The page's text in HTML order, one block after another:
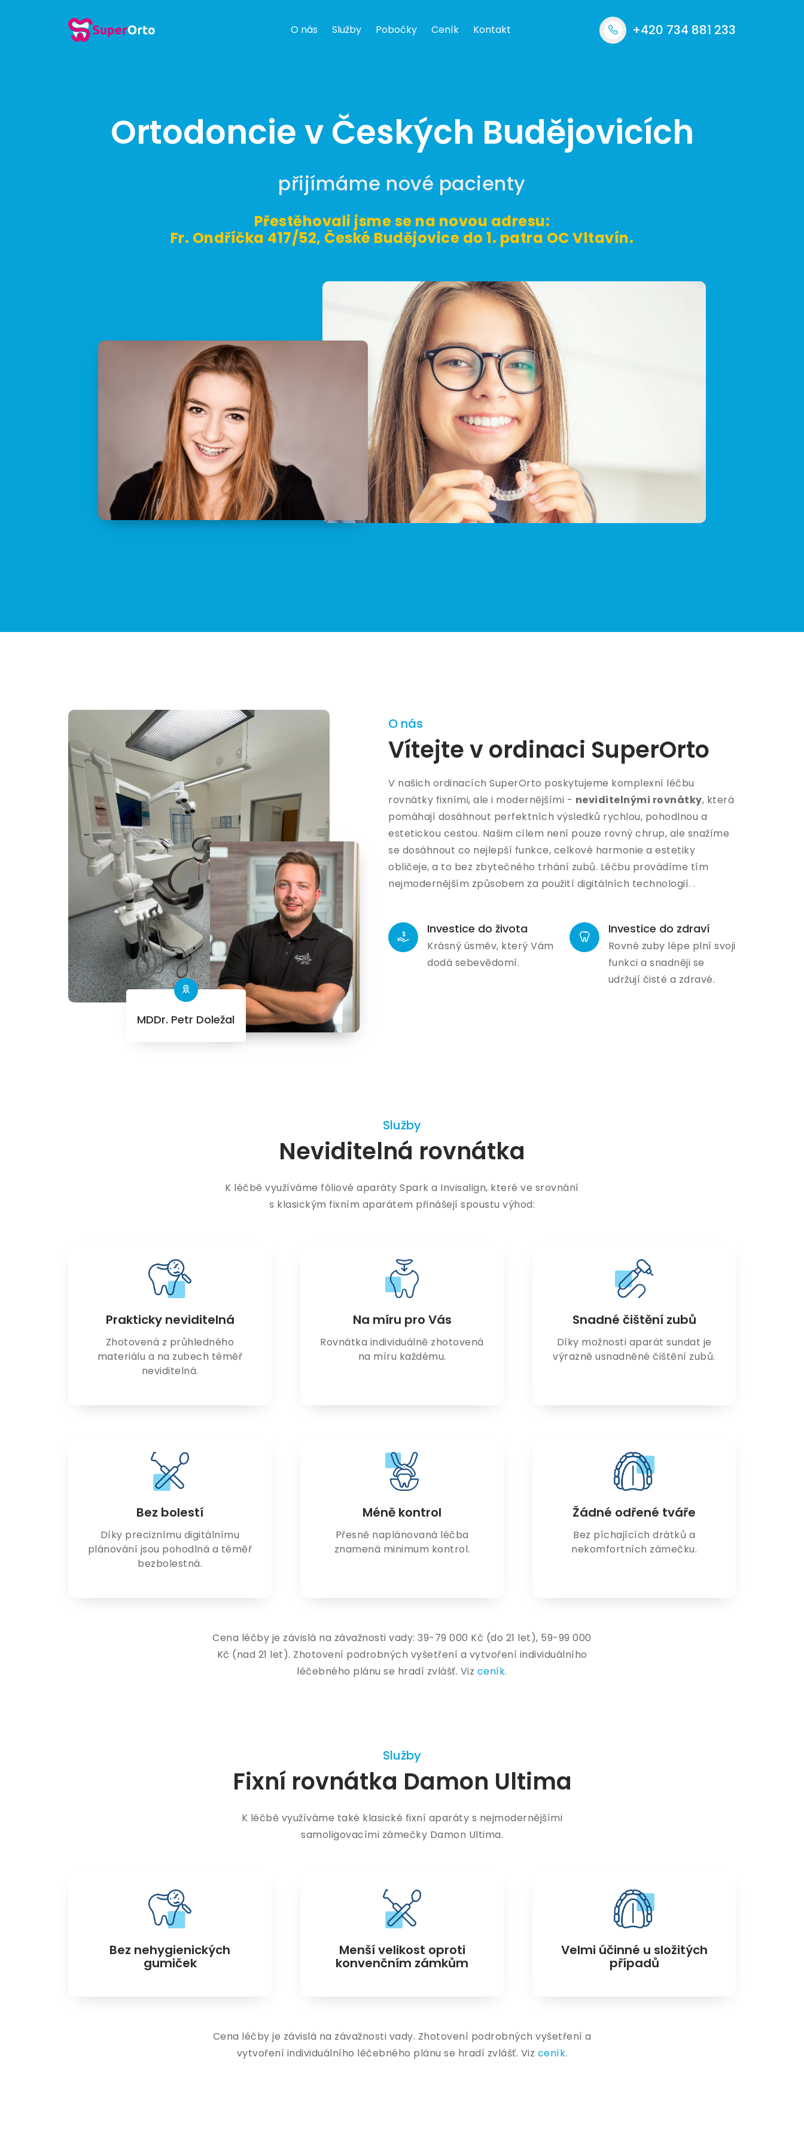
O nás Služby Pobočky Ceník Kontakt +420 734 881 233
Ortodoncie v Českých Budějovicích
přijímáme nové pacienty
Přestěhovali jsme se na novou adresu:
Fr. Ondříčka 417/52, České Budějovice do 1. patra OC Vltavín.
MDDr. Petr Doležal
O nás
Vítejte v ordinaci SuperOrto
V našich ordinacích SuperOrto poskytujeme komplexní léčbu
rovnátky fixními, ale i modernějšími - neviditelnými rovnátky, která
pomáhají dosáhnout perfektních výsledků rychlou, pohodlnou a
estetickou cestou. Našim cílem není pouze rovný chrup, ale snažíme
se dosáhnout co nejlepší funkce, celkové harmonie a estetiky
obličeje, a to bez zbytečného trhání zubů. Léčbu provádíme tím
nejmodernějším způsobem za použití digitálních technologií. .
Investice do života
Krásný úsměv, který Vám
dodá sebevědomí.
Investice do zdraví
Rovné zuby lépe plní svoji
funkci a snadněji se
udržují čisté a zdravé.
Služby
Neviditelná rovnátka
K léčbě využíváme fóliové aparáty Spark a Invisalign, které ve srovnání
s klasickým fixním aparátem přinášejí spoustu výhod:
Prakticky neviditelná
Zhotovená z průhledného
materiálu a na zubech téměř
neviditelná.
Na míru pro Vás
Rovnátka individuálně zhotovená
na míru každému.
Snadné čištění zubů
Díky možnosti aparát sundat je
výrazně usnadněné čištění zubů.
Bez bolestí
Díky preciznímu digitálnímu
plánování jsou pohodlná a téměř
bezbolestná.
Méně kontrol
Přesně naplánovaná léčba
znamená minimum kontrol.
Žádné odřené tváře
Bez píchajících drátků a
nekomfortních zámečku.
Cena léčby je závislá na závažnosti vady: 39-79 000 Kč (do 21 let), 59-99 000
Kč (nad 21 let). Zhotovení podrobných vyšetření a vytvoření individuálního
léčebného plánu se hradí zvlášť. Viz ceník.
Služby
Fixní rovnátka Damon Ultima
K léčbě využíváme také klasické fixní aparáty s nejmodernějšími
samoligovacími zámečky Damon Ultima.
Bez nehygienických
gumiček
Menší velikost oproti
konvenčním zámkům
Velmi účinné u složitých
případů
Cena léčby je závislá na závažnosti vady. Zhotovení podrobných vyšetření a
vytvoření individuálního léčebného plánu se hradí zvlášť. Viz ceník.